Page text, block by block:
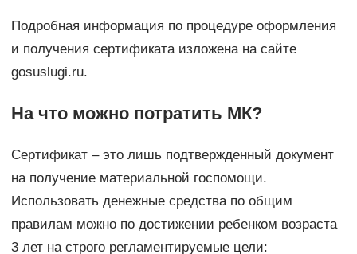
Подробная информация по процедуре оформления
и получения сертификата изложена на сайте
gosuslugi.ru.
На что можно потратить МК?
Сертификат – это лишь подтвержденный документ
на получение материальной госпомощи.
Использовать денежные средства по общим
правилам можно по достижении ребенком возраста
3 лет на строго регламентируемые цели: